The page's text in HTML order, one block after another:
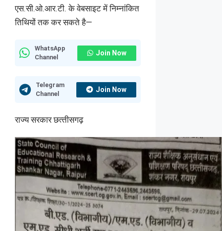
एस.सी.ओ.आर.टी. के वेबसाइट में निम्‍नांकित
तिथियों तक कर सकते है—
WhatsApp
Channel
Join Now
Telegram
Channel
Join Now
राज्‍य सरकार छत्‍तीसगढ़